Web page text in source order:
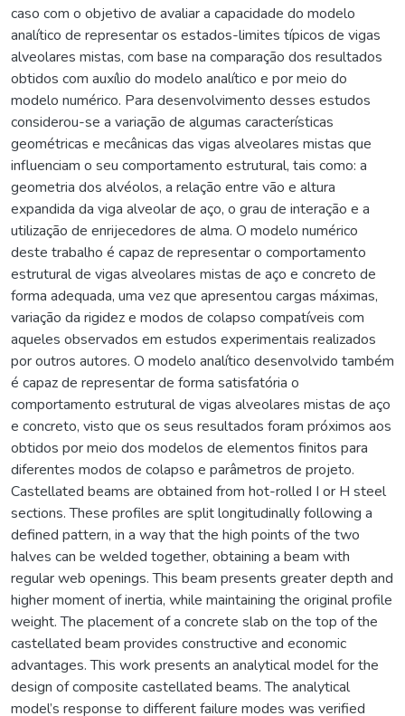
caso com o objetivo de avaliar a capacidade do modelo
analítico de representar os estados-limites típicos de vigas
alveolares mistas, com base na comparação dos resultados
obtidos com auxílio do modelo analítico e por meio do
modelo numérico. Para desenvolvimento desses estudos
considerou-se a variação de algumas características
geométricas e mecânicas das vigas alveolares mistas que
influenciam o seu comportamento estrutural, tais como: a
geometria dos alvéolos, a relação entre vão e altura
expandida da viga alveolar de aço, o grau de interação e a
utilização de enrijecedores de alma. O modelo numérico
deste trabalho é capaz de representar o comportamento
estrutural de vigas alveolares mistas de aço e concreto de
forma adequada, uma vez que apresentou cargas máximas,
variação da rigidez e modos de colapso compatíveis com
aqueles observados em estudos experimentais realizados
por outros autores. O modelo analítico desenvolvido também
é capaz de representar de forma satisfatória o
comportamento estrutural de vigas alveolares mistas de aço
e concreto, visto que os seus resultados foram próximos aos
obtidos por meio dos modelos de elementos finitos para
diferentes modos de colapso e parâmetros de projeto.
Castellated beams are obtained from hot-rolled I or H steel
sections. These profiles are split longitudinally following a
defined pattern, in a way that the high points of the two
halves can be welded together, obtaining a beam with
regular web openings. This beam presents greater depth and
higher moment of inertia, while maintaining the original profile
weight. The placement of a concrete slab on the top of the
castellated beam provides constructive and economic
advantages. This work presents an analytical model for the
design of composite castellated beams. The analytical
model’s response to different failure modes was verified